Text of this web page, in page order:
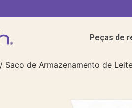
Peças de
/ Saco de Armazenamento de